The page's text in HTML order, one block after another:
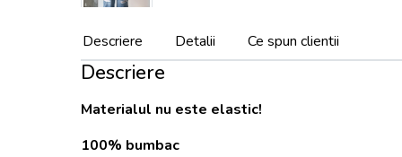
Descriere Detalii Ce spun clientii
Descriere
Materialul nu este elastic!
100% bumbac